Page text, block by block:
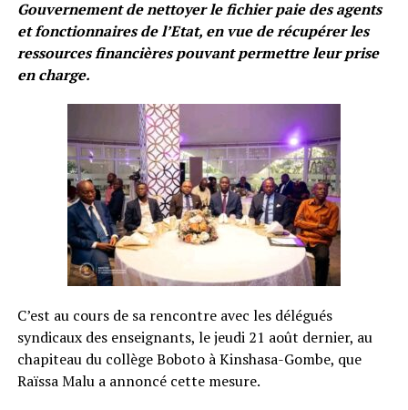
Gouvernement de nettoyer le fichier paie des agents
et fonctionnaires de l’Etat, en vue de récupérer les
ressources financières pouvant permettre leur prise
en charge.
C’est au cours de sa rencontre avec les délégués
syndicaux des enseignants, le jeudi 21 août dernier, au
chapiteau du collège Boboto à Kinshasa-Gombe, que
Raïssa Malu a annoncé cette mesure.